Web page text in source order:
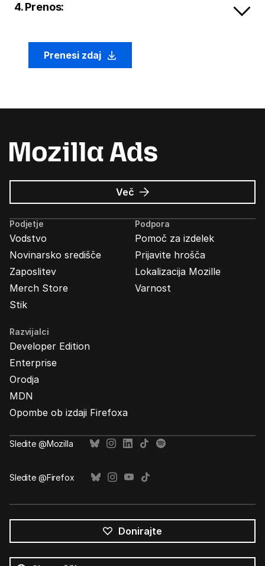
4. Prenos:
Prenesi zdaj
Več o
Oglasi
Mozilla
Podjetje
Vodstvo
Novinarsko središče
Zaposlitev
Merch Store
Stik
Podpora
Pomoč za izdelek
Prijavite hrošča
Lokalizacija Mozille
Varnost
Razvijalci
Developer Edition
Enterprise
Orodja
MDN
Opombe ob izdaji Firefoxa
Sledite @Mozilla
Sledite @Firefox
Donirajte
jeziki
Jezik